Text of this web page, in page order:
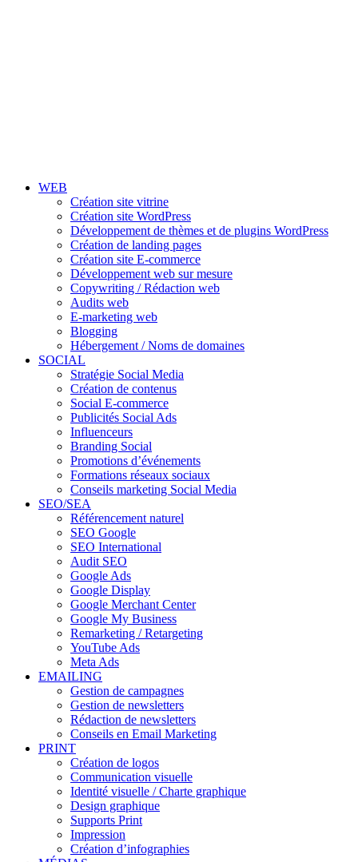
WEB
Création site vitrine
Création site WordPress
Développement de thèmes et de plugins WordPress
Création de landing pages
Création site E-commerce
Développement web sur mesure
Copywriting / Rédaction web
Audits web
E-marketing web
Blogging
Hébergement / Noms de domaines
SOCIAL
Stratégie Social Media
Création de contenus
Social E-commerce
Publicités Social Ads
Influenceurs
Branding Social
Promotions d’événements
Formations réseaux sociaux
Conseils marketing Social Media
SEO/SEA
Référencement naturel
SEO Google
SEO International
Audit SEO
Google Ads
Google Display
Google Merchant Center
Google My Business
Remarketing / Retargeting
YouTube Ads
Meta Ads
EMAILING
Gestion de campagnes
Gestion de newsletters
Rédaction de newsletters
Conseils en Email Marketing
PRINT
Création de logos
Communication visuelle
Identité visuelle / Charte graphique
Design graphique
Supports Print
Impression
Création d’infographies